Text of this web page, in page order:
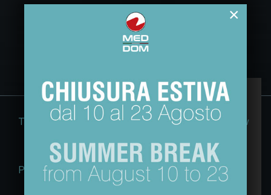
Questo sito web usa esclusivamente cookie
tecnici, per migliorare la tua esperienza di
Non utilizziamo cookie di marketing o di
profilazione ne li raccogliamo o cediamo ad
altri.
Termini e condizioni Note legali Cookie Law
Privacy policy eACT GDPR (EU)
×